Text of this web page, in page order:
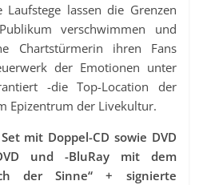
Laufstege lassen die Grenzen
verschwimmen und
Chartstürmerin ihren Fans
der Emotionen unter
-die Top-Location der
Epizentrum der Livekultur.
mit Doppel-CD sowie DVD
und -BluRay mit dem
der Sinne“ + signierte